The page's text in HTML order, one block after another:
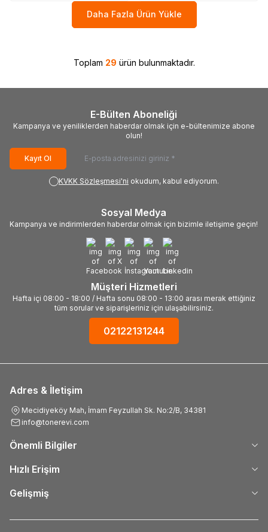
Daha Fazla Ürün Yükle
Toplam 29 ürün bulunmaktadır.
E-Bülten Aboneliği
Kampanya ve yeniliklerden haberdar olmak için e-bültenimize abone
olun!
Kayıt Ol
KVKK Sözleşmesi'ni okudum, kabul ediyorum.
Sosyal Medya
Kampanya ve indirimlerden haberdar olmak için bizimle iletişime geçin!
Müşteri Hizmetleri
Hafta içi 08:00 - 18:00 / Hafta sonu 08:00 - 13:00 arası merak ettiğiniz
tüm sorular ve siparişleriniz için ulaşabilirsiniz.
02122131244
Adres & İletişim
Mecidiyeköy Mah, İmam Feyzullah Sk. No:2/B, 34381
info@tonerevi.com
Önemli Bilgiler
Hızlı Erişim
Gelişmiş